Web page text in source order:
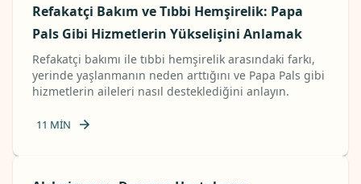
Refakatçi Bakım ve Tıbbi Hemşirelik: Papa
Pals Gibi Hizmetlerin Yükselişini Anlamak
Refakatçi bakımı ile tıbbi hemşirelik arasındaki farkı,
yerinde yaşlanmanın neden arttığını ve Papa Pals gibi
hizmetlerin aileleri nasıl desteklediğini anlayın.
11 MIN